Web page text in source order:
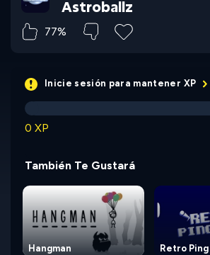
Astroballz
77%
Inicie sesión para mantener XP
0 XP
También Te Gustará
Hangman Retro Ping